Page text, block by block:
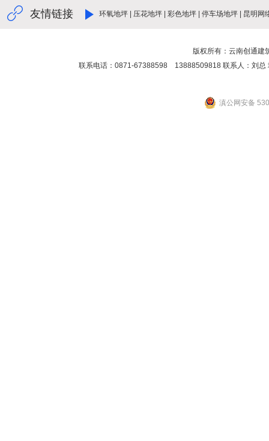
友情链接 环氧地坪 压花地坪 彩色地坪 停车场地坪 昆明网
版权所有：云南创通建
联系电话：0871-67388598 13888509818 联系人：刘总
滇公网安备